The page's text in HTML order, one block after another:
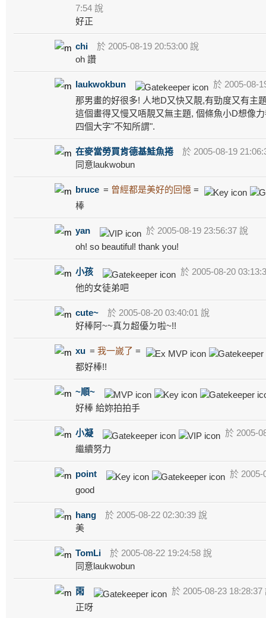
7:54 說
好正
chi
於 2005-08-19 20:53:00 說
oh 讚
laukwokbun
於 2005-08-
那男畫的好很多! 人地D又快又靚,有勁度又有主
這個畫得又慢又唔靚又無主題, 個條魚小D想像
四個大字"不知所謂".
在麥當勞買肯德基鮭魚捲
於 2005-08-19
同意laukwobun
bruce = 曾經都是美好的回憶 =
棒
yan
於 2005-08-19 23:56:37 說
oh! so beautiful! thank you!
小孩
於 2005-08-20
他的女徒弟吧
cute~
於 2005-08-20 03:40:01 說
好棒阿~~真ㄉ超優ㄉ啦~!!
xu =我一嵗了 =
都好棒!!
~順~
好棒 給妳拍拍手
小凝
於 2005-
繼續努力
point
於 2005-
good
hang
於 2005-08-22 02:30:39 說
美
TomLi
於 2005-08-22 19:24:58 說
同意laukwobun
雨
於 2005-08-23 18:28:37
正呀